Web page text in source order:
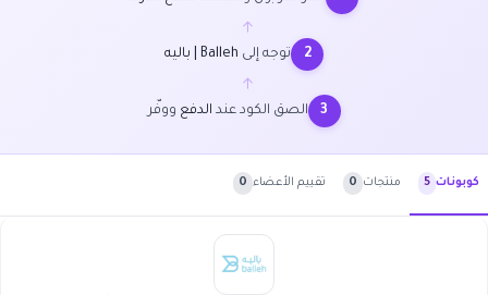
←
2 توجه إلى Balleh | باليه
←
3 الصق الكود عند الدفع ووفّر
كوبونات 5 منتجات 0 تقييم الأعضاء 0